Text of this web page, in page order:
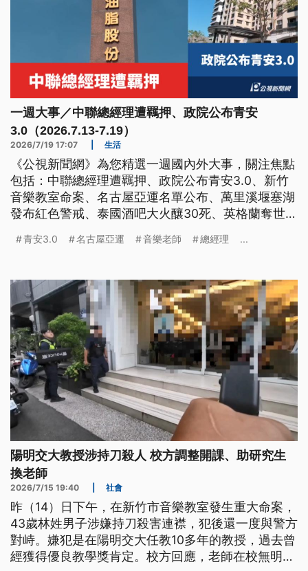
一週大事／中聯總經理遭羈押、政院公布青安
3.0（2026.7.13-7.19）
2026/7/19 17:07 生活
《公視新聞網》為您精選一週國內外大事，關注焦點
包括：中聯總經理遭羈押、政院公布青安3.0、新竹
音樂教室命案、名古屋亞運名單公布、萬里溪堰塞湖
發布紅色警戒、泰國酒吧大火釀30死、英格蘭奪世足
青安3.0 名古屋亞運 音樂老師 總經理 ...
陽明交大教授涉持刀殺人 校方調整開課、助研究生
換老師
2026/7/15 19:40 社會
昨（14）日下午，在新竹市音樂教室發生重大命案，
43歲林姓男子涉嫌持刀殺害連襟，犯後還一度與警方
對峙。嫌犯是在陽明交大任教10多年的教授，過去曾
經獲得優良教學獎肯定。校方回應，老師在校無明顯